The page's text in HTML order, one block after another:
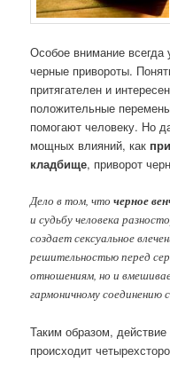
Особое внимание всегда
черные привороты.
притягателен и
положительные
помогают человеку. Но
мощных влияний, как
кладбище, приворот
Дело в том, чточерное
и судьбу человека
создает сексуальное
решительностью перед
отношениям, но и
гармоничному соединению
Таким образом,
происходит